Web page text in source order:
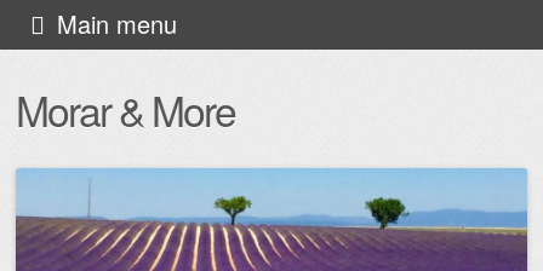
Morar & More
Main menu
Skip
to
content